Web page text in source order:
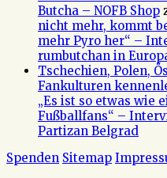
Butcha – NOFB Shop
nicht mehr, kommt
mehr Pyro her“ –
rumbutchan in
Tschechien, Polen,
Fankulturen
„Es ist so etwas wie
Fußballfans“ –
Partizan Belgrad
Spenden Sitemap